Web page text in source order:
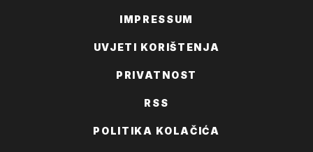
IMPRESSUM
UVJETI KORIŠTENJA
PRIVATNOST
RSS
POLITIKA KOLAČIĆA